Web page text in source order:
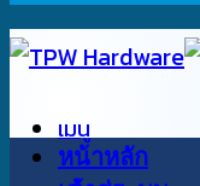
เมนู
หน้าหลัก